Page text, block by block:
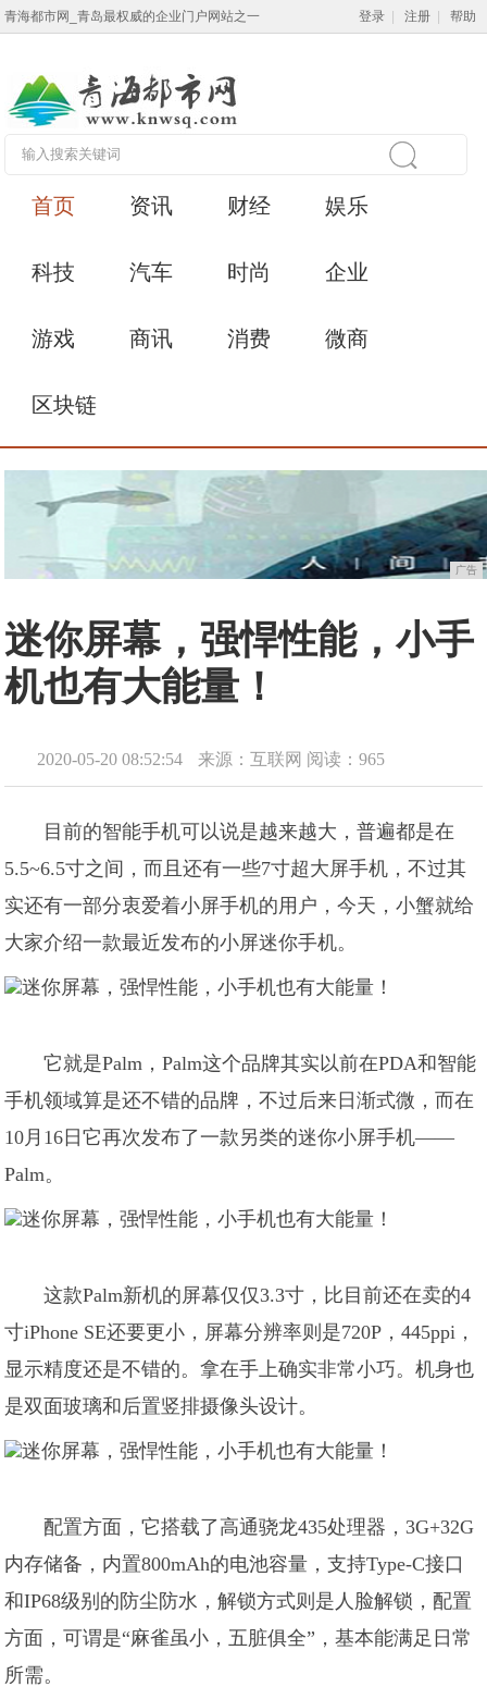
青海都市网_青岛最权威的企业门户网站之一 登录 注册 帮助
首页 资讯 财经 娱乐
科技 汽车 时尚 企业
游戏 商讯 消费 微商
区块链
广告
迷你屏幕，强悍性能，小手
机也有大能量！
2020-05-20 08:52:54 来源：互联网 阅读：965
目前的智能手机可以说是越来越大，普遍都是在
5.5~6.5寸之间，而且还有一些7寸超大屏手机，不过其
实还有一部分衷爱着小屏手机的用户，今天，小蟹就给
大家介绍一款最近发布的小屏迷你手机。
它就是Palm，Palm这个品牌其实以前在PDA和智能
手机领域算是还不错的品牌，不过后来日渐式微，而在
10月16日它再次发布了一款另类的迷你小屏手机——
Palm。
这款Palm新机的屏幕仅仅3.3寸，比目前还在卖的4
寸iPhone SE还要更小，屏幕分辨率则是720P，445ppi，
显示精度还是不错的。拿在手上确实非常小巧。机身也
是双面玻璃和后置竖排摄像头设计。
配置方面，它搭载了高通骁龙435处理器，3G+32G
内存储备，内置800mAh的电池容量，支持Type-C接口
和IP68级别的防尘防水，解锁方式则是人脸解锁，配置
方面，可谓是“麻雀虽小，五脏俱全”，基本能满足日常
所需。